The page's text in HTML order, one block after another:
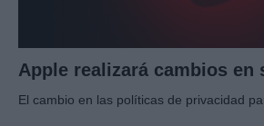
Apple realizará cambios en
El cambio en las políticas de privacidad